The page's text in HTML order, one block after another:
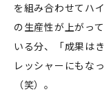
を組み合わせてハ
の生産性が上がっ
いる分、「成果は
レッシャーにもな
（笑）。